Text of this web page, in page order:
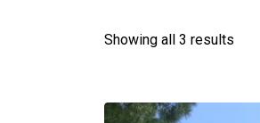
Showing all 3 results